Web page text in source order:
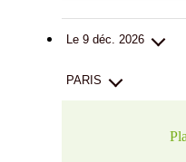
Le 9 déc. 2026
PARIS